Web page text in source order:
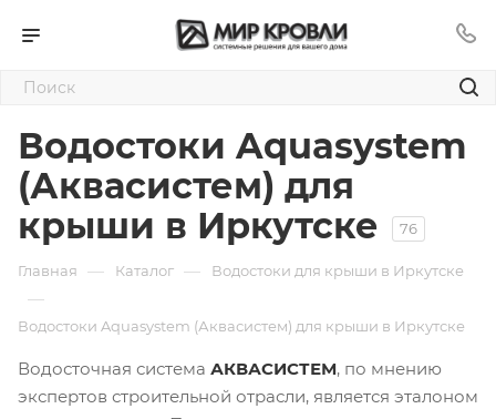
Водостоки Aquasystem
(Аквасистем) для
крыши в Иркутске
76
Главная — Каталог — Водостоки для крыши в Иркутске
—
Водостоки Aquasystem (Аквасистем) для крыши в Иркутске
Водосточная система АКВАСИСТЕМ, по мнению
экспертов строительной отрасли, является эталоном